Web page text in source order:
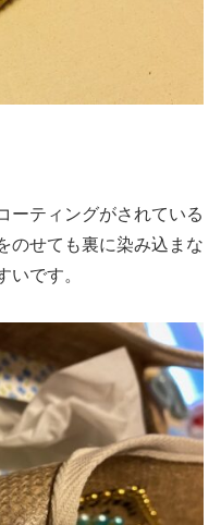
ーティングがされている
のせても裏に染み込まな
いです。